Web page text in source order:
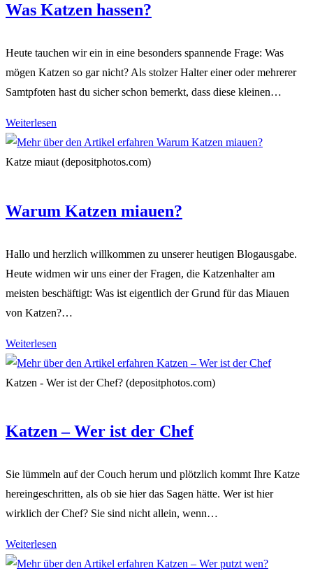
Was Katzen hassen?
Heute tauchen wir ein in eine besonders spannende Frage: Was
mögen Katzen so gar nicht? Als stolzer Halter einer oder mehrerer
Samtpfoten hast du sicher schon bemerkt, dass diese kleinen…
Weiterlesen
Katzen
hassen?
Katze miaut (depositphotos.com)
Warum Katzen miauen?
Hallo und herzlich willkommen zu unserer heutigen Blogausgabe.
Heute widmen wir uns einer der Fragen, die Katzenhalter am
meisten beschäftigt: Was ist eigentlich der Grund für das Miauen
von Katzen?…
Weiterlesen
Katzen
miauen?
Katzen - Wer ist der Chef? (depositphotos.com)
Katzen – Wer ist der Chef
Sie lümmeln auf der Couch herum und plötzlich kommt Ihre Katze
hereingeschritten, als ob sie hier das Sagen hätte. Wer ist hier
wirklich der Chef? Sie sind nicht allein, wenn…
Weiterlesen
–